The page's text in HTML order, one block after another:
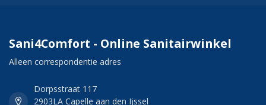
Sani4Comfort - Online Sanitairwinkel
Alleen correspondentie adres
Dorpsstraat 117
2903LA Capelle aan den Ijssel